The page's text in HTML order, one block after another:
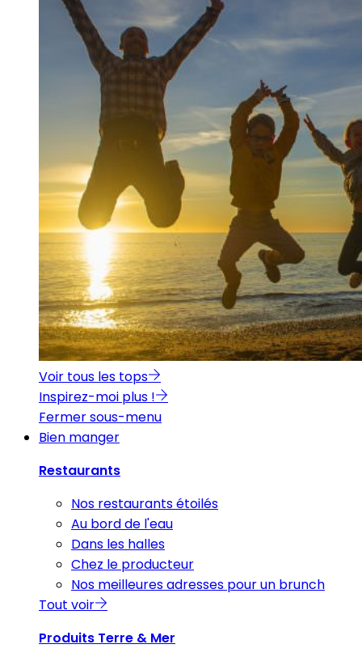
Voir tous les tops
Inspirez-moi plus !
Fermer sous-menu
Bien manger
Restaurants
Nos restaurants étoilés
Au bord de l'eau
Dans les halles
Chez le producteur
Nos meilleures adresses pour un brunch
Tout voir
Produits Terre & Mer